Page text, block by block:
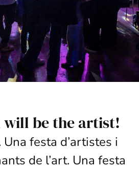
will be the artist!
festa d’artistes i
de l’art. Una festa